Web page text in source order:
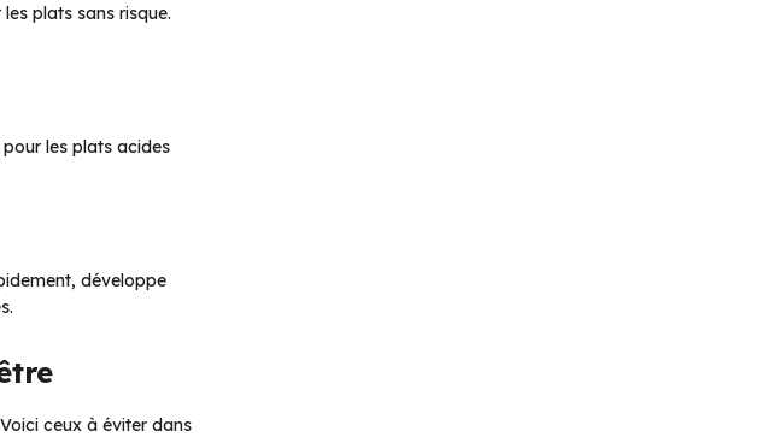
plats sans risque.
les plats acides
développe
ceux à éviter dans